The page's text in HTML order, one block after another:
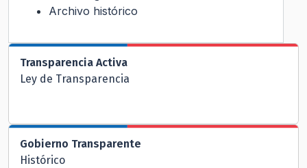
Archivo histórico
Transparencia Activa
Ley de Transparencia
Gobierno Transparente
Histórico